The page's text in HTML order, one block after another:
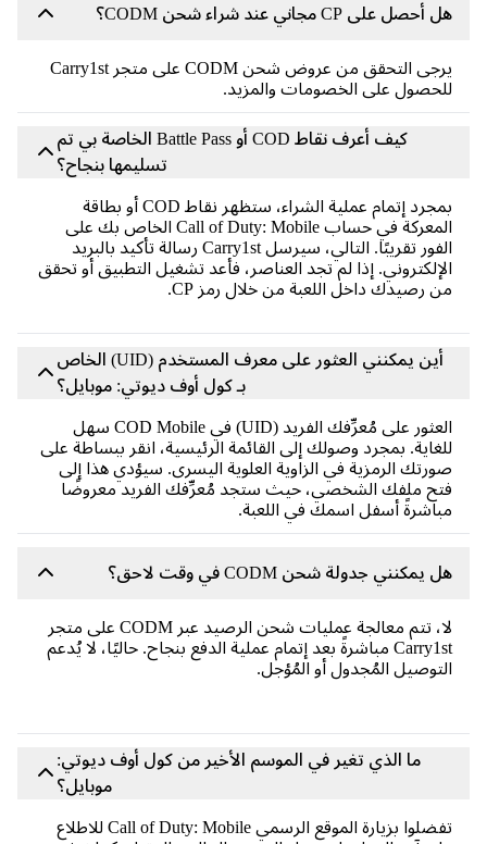
هل أحصل على CP مجاني عند شراء شحن CODM؟
يرجى التحقق من عروض شحن CODM على متجر Carry1st
للحصول على الخصومات والمزيد.
كيف أعرف نقاط COD أو Battle Pass الخاصة بي تم
تسليمها بنجاح؟
بمجرد إتمام عملية الشراء، ستظهر نقاط COD أو بطاقة
المعركة في حساب Call of Duty: Mobile الخاص بك على
الفور تقريبًا. التالي، سيرسل Carry1st رسالة تأكيد بالبريد
الإلكتروني. إذا لم تجد العناصر، فأعد تشغيل التطبيق أو تحقق
من رصيدك داخل اللعبة من خلال رمز CP.
أين يمكنني العثور على معرف المستخدم (UID) الخاص
بـ كول أوف ديوتي: موبايل؟
العثور على مُعرِّفك الفريد (UID) في COD Mobile سهل
للغاية. بمجرد وصولك إلى القائمة الرئيسية، انقر ببساطة على
صورتك الرمزية في الزاوية العلوية اليسرى. سيؤدي هذا إلى
فتح ملفك الشخصي، حيث ستجد مُعرِّفك الفريد معروضًا
مباشرةً أسفل اسمك في اللعبة.
هل يمكنني جدولة شحن CODM في وقت لاحق؟
لا، تتم معالجة عمليات شحن الرصيد عبر CODM على متجر
Carry1st مباشرةً بعد إتمام عملية الدفع بنجاح. حاليًا، لا يُدعم
التوصيل المُجدول أو المُؤجل.
ما الذي تغير في الموسم الأخير من كول أوف ديوتي:
موبايل؟
تفضلوا بزيارة الموقع الرسمي Call of Duty: Mobile للاطلاع